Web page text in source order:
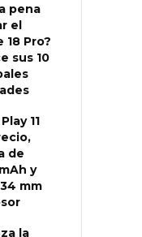
pena
el
18 Pro?
sus 10
11
de
y
mm
la